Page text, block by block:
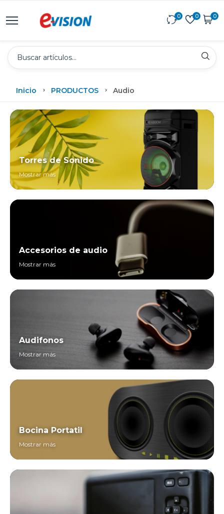
0 0 0
Inicio PRODUCTOS Audio
Torres de Sonido
Mostrar más
Accesorios de audio
Mostrar más
Audifonos
Mostrar más
Bocina Portatil
Mostrar más